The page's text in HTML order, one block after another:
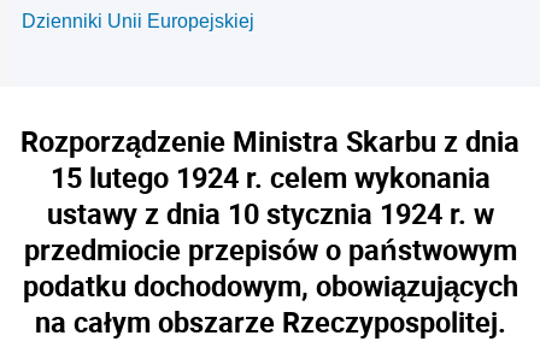
Dzienniki Unii Europejskiej
Rozporządzenie Ministra Skarbu z dnia
15 lutego 1924 r. celem wykonania
ustawy z dnia 10 stycznia 1924 r. w
przedmiocie przepisów o państwowym
podatku dochodowym, obowiązujących
na całym obszarze Rzeczypospolitej.